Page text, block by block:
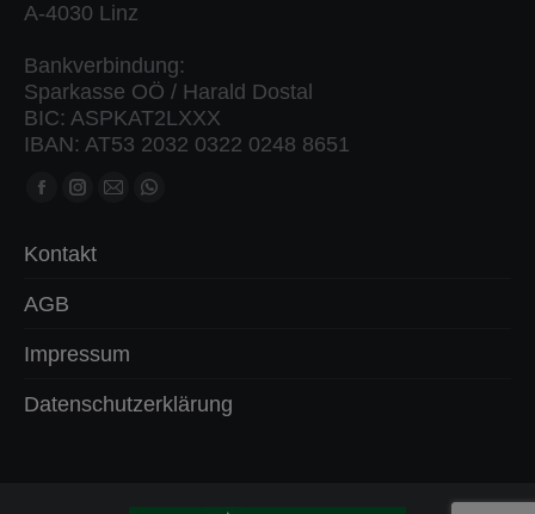
A-4030 Linz
Bankverbindung:
Sparkasse OÖ / Harald Dostal
BIC: ASPKAT2LXXX
IBAN: AT53 2032 0322 0248 8651
Finden Sie uns auf:
Facebook
öffnet
in
Fenster
Instagram
öffnet
Fenster
Mail
Fenster
Whatsapp
Kontakt
AGB
Impressum
Datenschutzerklärung